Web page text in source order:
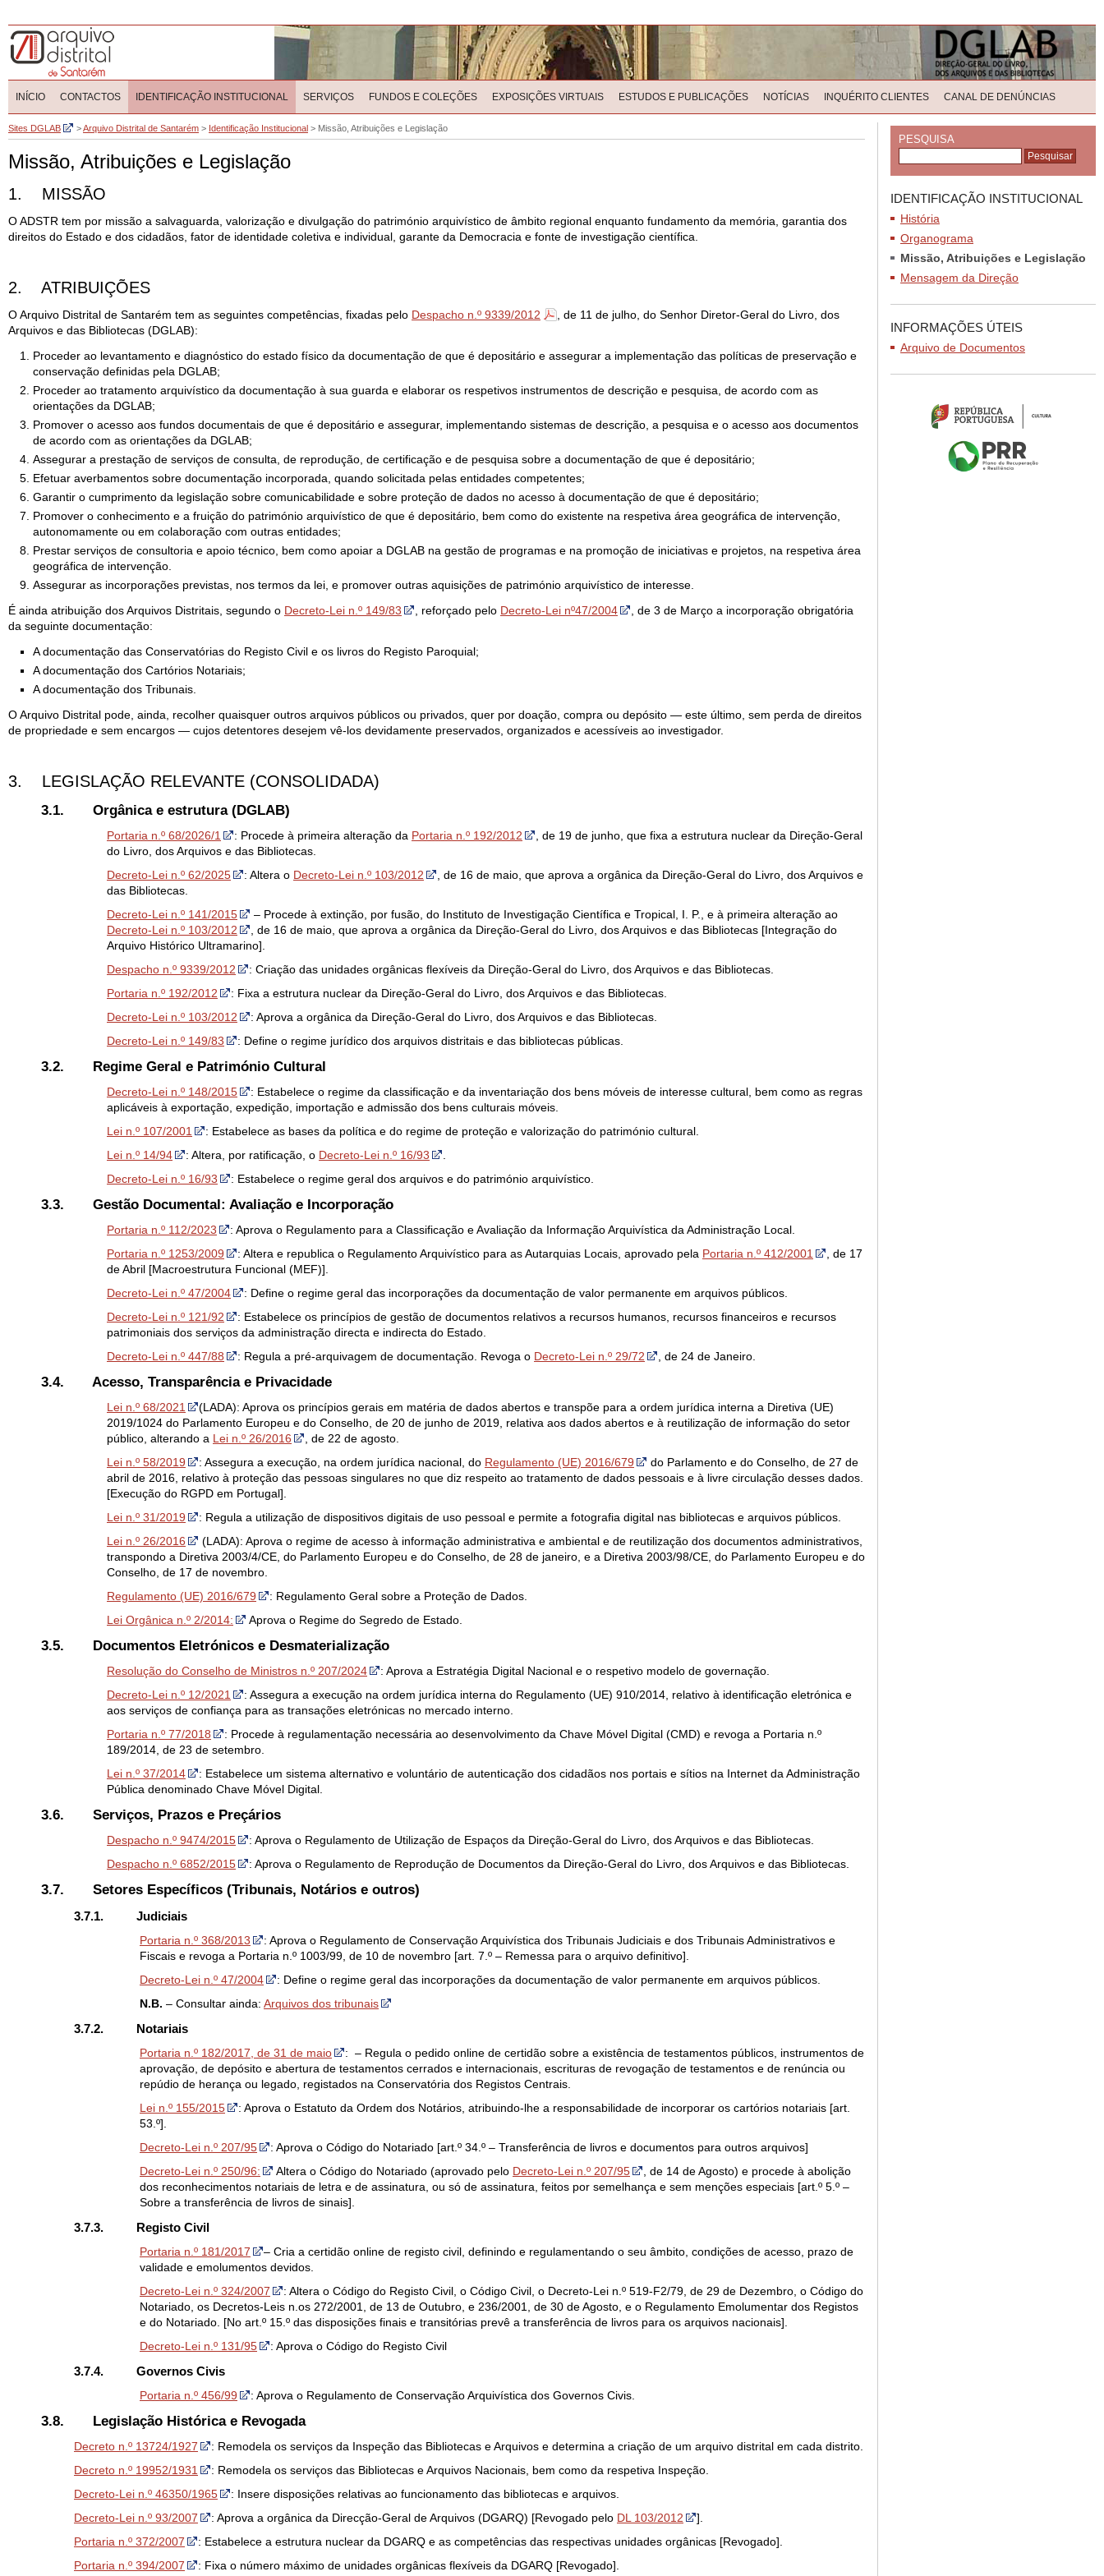
INÍCIO CONTACTOS IDENTIFICAÇÃO INSTITUCIONAL SERVIÇOS FUNDOS E COLEÇÕES EXPOSIÇÕES VIRTUAIS ESTUDOS E PUBLICAÇÕES NOTÍCIAS INQUÉRITO CLIENTES CANAL DE DENÚNCIAS
Sites DGLAB >Arquivo Distrital de Santarém > Identificação Institucional > Missão, Atribuições e Legislação
Missão, Atribuições e Legislação
1. MISSÃO
O ADSTR tem por missão a salvaguarda, valorização e divulgação do património arquivístico de âmbito regional enquanto fundamento da memória, garantia dos
direitos do Estado e dos cidadãos, fator de identidade coletiva e individual, garante da Democracia e fonte de investigação científica.
2. ATRIBUIÇÕES
O Arquivo Distrital de Santarém tem as seguintes competências, fixadas pelo Despacho n.º 9339/2012
, de 11 de julho, do Senhor Diretor-Geral do Livro, dos
Arquivos e das Bibliotecas (DGLAB):
Proceder ao levantamento e diagnóstico do estado físico da documentação de que é depositário e assegurar a implementação das políticas de preservação e
conservação definidas pela DGLAB;
Proceder ao tratamento arquivístico da documentação à sua guarda e elaborar os respetivos instrumentos de descrição e pesquisa, de acordo com as
orientações da DGLAB;
Promover o acesso aos fundos documentais de que é depositário e assegurar, implementando sistemas de descrição, a pesquisa e o acesso aos documentos
de acordo com as orientações da DGLAB;
Assegurar a prestação de serviços de consulta, de reprodução, de certificação e de pesquisa sobre a documentação de que é depositário;
Efetuar averbamentos sobre documentação incorporada, quando solicitada pelas entidades competentes;
Garantir o cumprimento da legislação sobre comunicabilidade e sobre proteção de dados no acesso à documentação de que é depositário;
Promover o conhecimento e a fruição do património arquivístico de que é depositário, bem como do existente na respetiva área geográfica de intervenção,
autonomamente ou em colaboração com outras entidades;
Prestar serviços de consultoria e apoio técnico, bem como apoiar a DGLAB na gestão de programas e na promoção de iniciativas e projetos, na respetiva área
geográfica de intervenção.
Assegurar as incorporações previstas, nos termos da lei, e promover outras aquisições de património arquivístico de interesse.
É ainda atribuição dos Arquivos Distritais, segundo o Decreto-Lei n.º 149/83 , reforçado pelo Decreto-Lei nº47/2004
, de 3 de Março a incorporação obrigatória
da seguinte documentação:
A documentação das Conservatórias do Registo Civil e os livros do Registo Paroquial;
A documentação dos Cartórios Notariais;
A documentação dos Tribunais.
O Arquivo Distrital pode, ainda, recolher quaisquer outros arquivos públicos ou privados, quer por doação, compra ou depósito — este último, sem perda de direitos
de propriedade e sem encargos — cujos detentores desejem vê-los devidamente preservados, organizados e acessíveis ao investigador.
3. LEGISLAÇÃO RELEVANTE (CONSOLIDADA)
3.1. Orgânica e estrutura (DGLAB)
Portaria n.º 68/2026/1 : Procede à primeira alteração da Portaria n.º 192/2012
, de 19 de junho, que fixa a estrutura nuclear da Direção-Geral
do Livro, dos Arquivos e das Bibliotecas.
Decreto-Lei n.º 62/2025
: Altera o Decreto-Lei n.º 103/2012
, de 16 de maio, que aprova a orgânica da Direção-Geral do Livro, dos Arquivos e
das Bibliotecas.
Decreto-Lei n.º 141/2015
– Procede à extinção, por fusão, do Instituto de Investigação Científica e Tropical, I. P., e à primeira alteração ao
Decreto-Lei n.º 103/2012
, de 16 de maio, que aprova a orgânica da Direção-Geral do Livro, dos Arquivos e das Bibliotecas [Integração do
Arquivo Histórico Ultramarino].
Despacho n.º 9339/2012
: Criação das unidades orgânicas flexíveis da Direção-Geral do Livro, dos Arquivos e das Bibliotecas.
Portaria n.º 192/2012
: Fixa a estrutura nuclear da Direção-Geral do Livro, dos Arquivos e das Bibliotecas.
Decreto-Lei n.º 103/2012
: Aprova a orgânica da Direção-Geral do Livro, dos Arquivos e das Bibliotecas.
Decreto-Lei n.º 149/83
: Define o regime jurídico dos arquivos distritais e das bibliotecas públicas.
3.2. Regime Geral e Património Cultural
Decreto-Lei n.º 148/2015
: Estabelece o regime da classificação e da inventariação dos bens móveis de interesse cultural, bem como as regras
aplicáveis à exportação, expedição, importação e admissão dos bens culturais móveis.
Lei n.º 107/2001
: Estabelece as bases da política e do regime de proteção e valorização do património cultural.
Lei n.º 14/94
: Altera, por ratificação, o Decreto-Lei n.º 16/93
Decreto-Lei n.º 16/93
: Estabelece o regime geral dos arquivos e do património arquivístico.
3.3. Gestão Documental: Avaliação e Incorporação
Portaria n.º 112/2023
: Aprova o Regulamento para a Classificação e Avaliação da Informação Arquivística da Administração Local.
Portaria n.º 1253/2009
: Altera e republica o Regulamento Arquivístico para as Autarquias Locais, aprovado pela Portaria n.º 412/2001
, de 17
de Abril [Macroestrutura Funcional (MEF)].
Decreto-Lei n.º 47/2004
: Define o regime geral das incorporações da documentação de valor permanente em arquivos públicos.
Decreto-Lei n.º 121/92
: Estabelece os princípios de gestão de documentos relativos a recursos humanos, recursos financeiros e recursos
patrimoniais dos serviços da administração directa e indirecta do Estado.
Decreto-Lei n.º 447/88
: Regula a pré-arquivagem de documentação. Revoga o Decreto-Lei n.º 29/72 , de 24 de Janeiro.
3.4. Acesso, Transparência e Privacidade
Lei n.º 68/2021
(LADA): Aprova os princípios gerais em matéria de dados abertos e transpõe para a ordem jurídica interna a Diretiva (UE)
2019/1024 do Parlamento Europeu e do Conselho, de 20 de junho de 2019, relativa aos dados abertos e à reutilização de informação do setor
público, alterando a Lei n.º 26/2016
, de 22 de agosto.
Lei n.º 58/2019
: Assegura a execução, na ordem jurídica nacional, do Regulamento (UE) 2016/679
do Parlamento e do Conselho, de 27 de
abril de 2016, relativo à proteção das pessoas singulares no que diz respeito ao tratamento de dados pessoais e à livre circulação desses dados.
[Execução do RGPD em Portugal].
Lei n.º 31/2019
: Regula a utilização de dispositivos digitais de uso pessoal e permite a fotografia digital nas bibliotecas e arquivos públicos.
Lei n.º 26/2016
(LADA): Aprova o regime de acesso à informação administrativa e ambiental e de reutilização dos documentos administrativos,
transpondo a Diretiva 2003/4/CE, do Parlamento Europeu e do Conselho, de 28 de janeiro, e a Diretiva 2003/98/CE, do Parlamento Europeu e do
Conselho, de 17 de novembro.
Regulamento (UE) 2016/679
: Regulamento Geral sobre a Proteção de Dados.
Lei Orgânica n.º 2/2014:
Aprova o Regime do Segredo de Estado.
3.5. Documentos Eletrónicos e Desmaterialização
Resolução do Conselho de Ministros n.º 207/2024
: Aprova a Estratégia Digital Nacional e o respetivo modelo de governação.
Decreto-Lei n.º 12/2021
: Assegura a execução na ordem jurídica interna do Regulamento (UE) 910/2014, relativo à identificação eletrónica e
aos serviços de confiança para as transações eletrónicas no mercado interno.
Portaria n.º 77/2018
: Procede à regulamentação necessária ao desenvolvimento da Chave Móvel Digital (CMD) e revoga a Portaria n.º
189/2014, de 23 de setembro.
Lei n.º 37/2014
: Estabelece um sistema alternativo e voluntário de autenticação dos cidadãos nos portais e sítios na Internet da Administração
Pública denominado Chave Móvel Digital.
3.6. Serviços, Prazos e Preçários
Despacho n.º 9474/2015
: Aprova o Regulamento de Utilização de Espaços da Direção-Geral do Livro, dos Arquivos e das Bibliotecas.
Despacho n.º 6852/2015
: Aprova o Regulamento de Reprodução de Documentos da Direção-Geral do Livro, dos Arquivos e das Bibliotecas.
3.7. Setores Específicos (Tribunais, Notários e outros)
3.7.1. Judiciais
Portaria n.º 368/2013
: Aprova o Regulamento de Conservação Arquivística dos Tribunais Judiciais e dos Tribunais Administrativos e
Fiscais e revoga a Portaria n.º 1003/99, de 10 de novembro [art. 7.º – Remessa para o arquivo definitivo].
Decreto-Lei n.º 47/2004
: Define o regime geral das incorporações da documentação de valor permanente em arquivos públicos.
N.B. – Consultar ainda: Arquivos dos tribunais
3.7.2. Notariais
Portaria n.º 182/2017, de 31 de maio
: – Regula o pedido online de certidão sobre a existência de testamentos públicos, instrumentos de
aprovação, de depósito e abertura de testamentos cerrados e internacionais, escrituras de revogação de testamentos e de renúncia ou
repúdio de herança ou legado, registados na Conservatória dos Registos Centrais.
Lei n.º 155/2015
: Aprova o Estatuto da Ordem dos Notários, atribuindo-lhe a responsabilidade de incorporar os cartórios notariais [art.
53.º].
Decreto-Lei n.º 207/95
: Aprova o Código do Notariado [art.º 34.º – Transferência de livros e documentos para outros arquivos]
Decreto-Lei n.º 250/96:
Altera o Código do Notariado (aprovado pelo Decreto-Lei n.º 207/95
, de 14 de Agosto) e procede à abolição
dos reconhecimentos notariais de letra e de assinatura, ou só de assinatura, feitos por semelhança e sem menções especiais [art.º 5.º –
Sobre a transferência de livros de sinais].
3.7.3. Registo Civil
Portaria n.º 181/2017
– Cria a certidão online de registo civil, definindo e regulamentando o seu âmbito, condições de acesso, prazo de
validade e emolumentos devidos.
Decreto-Lei n.º 324/2007
: Altera o Código do Registo Civil, o Código Civil, o Decreto-Lei n.º 519-F2/79, de 29 de Dezembro, o Código do
Notariado, os Decretos-Leis n.os 272/2001, de 13 de Outubro, e 236/2001, de 30 de Agosto, e o Regulamento Emolumentar dos Registos
e do Notariado. [No art.º 15.º das disposições finais e transitórias prevê a transferência de livros para os arquivos nacionais].
Decreto-Lei n.º 131/95
: Aprova o Código do Registo Civil
3.7.4. Governos Civis
Portaria n.º 456/99 : Aprova o Regulamento de Conservação Arquivística dos Governos Civis.
3.8. Legislação Histórica e Revogada
Decreto n.º 13724/1927
: Remodela os serviços da Inspeção das Bibliotecas e Arquivos e determina a criação de um arquivo distrital em cada distrito.
Decreto n.º 19952/1931
: Remodela os serviços das Bibliotecas e Arquivos Nacionais, bem como da respetiva Inspeção.
Decreto-Lei n.º 46350/1965
: Insere disposições relativas ao funcionamento das bibliotecas e arquivos.
Decreto-Lei n.º 93/2007
: Aprova a orgânica da Direcção-Geral de Arquivos (DGARQ) [Revogado pelo DL 103/2012
].
Portaria n.º 372/2007
: Estabelece a estrutura nuclear da DGARQ e as competências das respectivas unidades orgânicas [Revogado].
Portaria n.º 394/2007
: Fixa o número máximo de unidades orgânicas flexíveis da DGARQ [Revogado].
PESQUISA
IDENTIFICAÇÃO INSTITUCIONAL
História
Organograma
Missão, Atribuições e Legislação
Mensagem da Direção
INFORMAÇÕES ÚTEIS
Arquivo de Documentos